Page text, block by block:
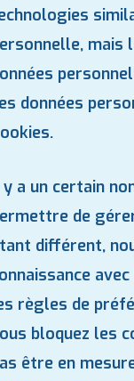
mais
données
a un certain
de
différent,
règles de
bloquez les
être en